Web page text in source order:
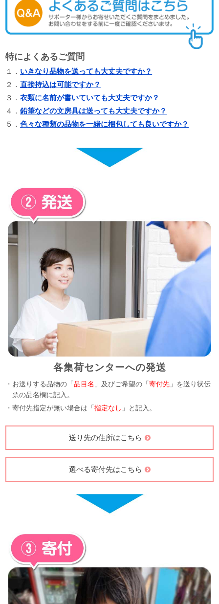
特によくあるご質問
１． いきなり品物を送っても大丈夫ですか？
２．直接持込は可能ですか？
３．衣類に名前が書いていても大丈夫ですか？
４．鉛筆などの文房具は送っても大丈夫ですか？
５．色々な種類の品物を一緒に梱包しても良いですか？
各集荷センターへの発送
・お送りする品物の「品目名 」及びご希望の「寄付先 」を送り状伝
票の品名欄に記入。
・寄付先指定が無い場合は「指定なし 」と記入。
送り先の住所はこちら
選べる寄付先はこちら